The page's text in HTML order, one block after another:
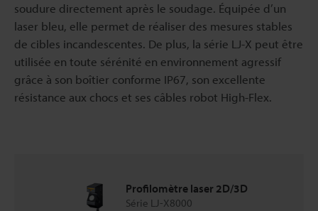
soudure directement après le soudage. Équipée d’un
laser bleu, elle permet de réaliser des mesures stables
de cibles incandescentes. De plus, la série LJ-X peut être
utilisée en toute sérénité en environnement agressif
grâce à son boîtier conforme IP67, son excellente
résistance aux chocs et ses câbles robot High-Flex.
Profilomètre laser 2D/3D
Série LJ-X8000